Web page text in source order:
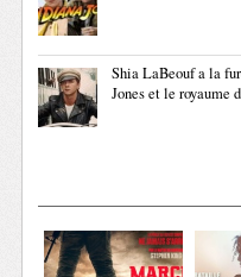
Shia LaBeouf a la
Jones et le royaume